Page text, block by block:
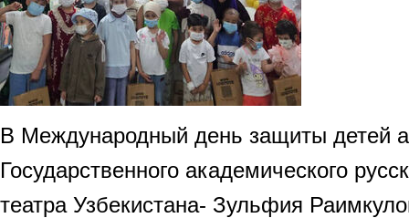
В Международный день защиты детей
Государственного академического
театра Узбекистана- Зульфия